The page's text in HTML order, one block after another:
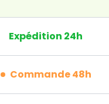
Expédition 24h
Commande 48h